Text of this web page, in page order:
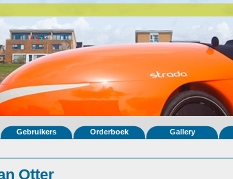
Gebruikers Orderboek Gallery
Otter